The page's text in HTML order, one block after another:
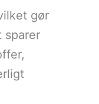
gør
sparer